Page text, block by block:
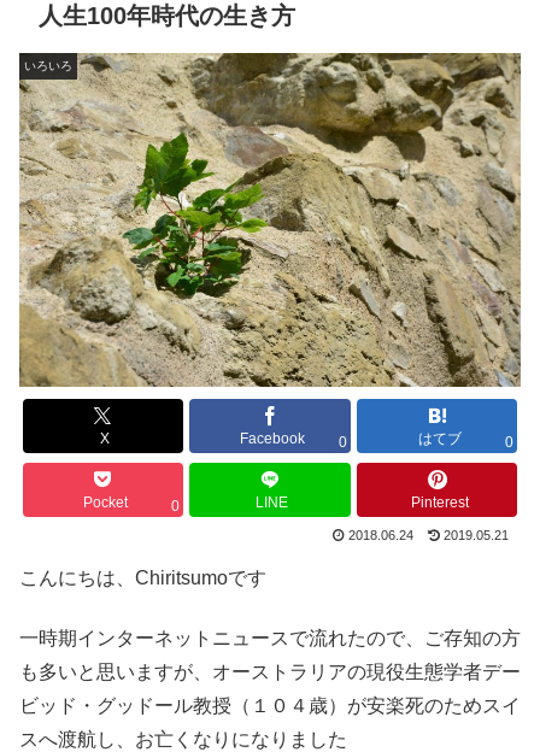
人生100年時代の生き方
いろいろ
X Facebook 0 はてブ 0
Pocket 0 LINE Pinterest
2018.06.24 2019.05.21
こんにちは、Chiritsumoです
一時期インターネットニュースで流れたので、ご存知の方
も多いと思いますが、オーストラリアの現役生態学者デー
ビッド・グッドール教授（１０４歳）が安楽死のためスイ
スへ渡航し、お亡くなりになりました